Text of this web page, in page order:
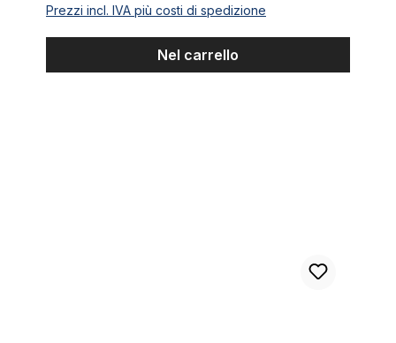
Prezzi incl. IVA più costi di spedizione
Nel carrello